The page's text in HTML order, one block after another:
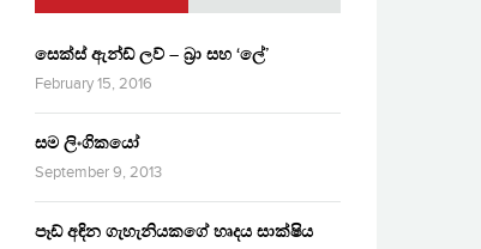
සෙක්ස් ඇන්ඩ් ලව් – බ්‍රා සහ ‘ලේ’
February 15, 2016
සම ලිංගිකයෝ
September 9, 2013
පෑඩ් අඳින ගැහැනියකගේ හෘදය සාක්ෂිය